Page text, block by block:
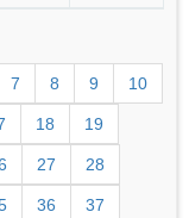
7
8 9 10
18 19
27 28
36 37